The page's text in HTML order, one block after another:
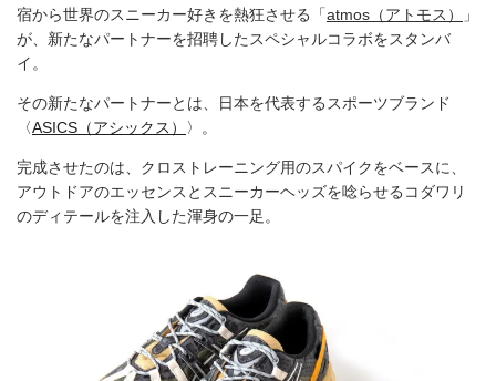
宿から世界のスニーカー好きを熱狂させる「atmos（アトモス）
」
が、新たなパートナーを招聘したスペシャルコラボをスタンバ
イ。
その新たなパートナーとは、日本を代表するスポーツブランド
〈ASICS（アシックス） 〉。
完成させたのは、クロストレーニング用のスパイクをベースに、
アウトドアのエッセンスとスニーカーヘッズを唸らせるコダワリ
のディテールを注入した渾身の一足。